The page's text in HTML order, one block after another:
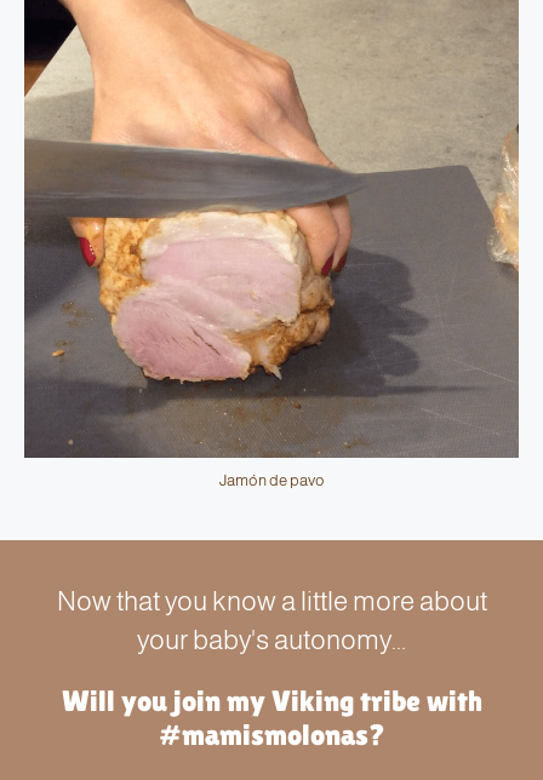
Jamón de pavo
Now that you know a little more about
your baby's autonomy...
Will you join my Viking tribe with
#mamismolonas?